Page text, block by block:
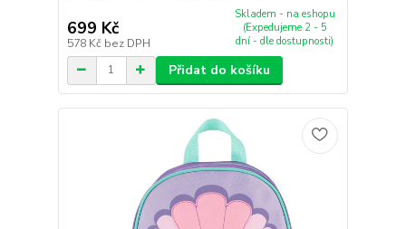
699 Kč
578 Kč bez DPH
Skladem - na eshopu
(Expedujeme 2 - 5
dní - dle dostupnosti)
Přidat do košíku